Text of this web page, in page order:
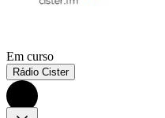
Em curso
Rádio Cister